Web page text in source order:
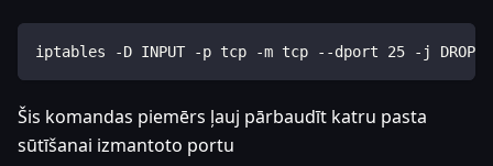
iptables -D INPUT -p tcp -m tcp --dport 25 -j DROP
Šis komandas piemērs ļauj pārbaudīt katru pasta
sūtīšanai izmantoto portu